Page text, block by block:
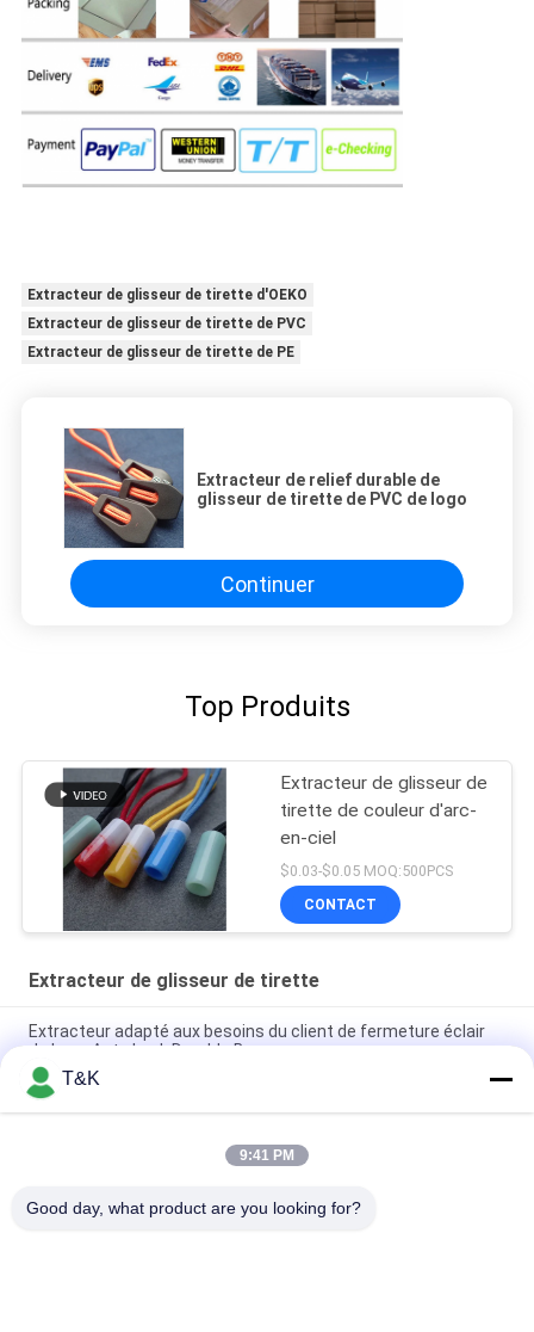
Extracteur de glisseur de tirette d'OEKO
Extracteur de glisseur de tirette de PVC
Extracteur de glisseur de tirette de PE
Extracteur de relief durable de
glisseur de tirette de PVC de logo
Continuer
Top Produits
Extracteur de glisseur de
tirette de couleur d'arc-
en-ciel
$0.03-$0.05 MOQ:500PCS
CONTACT
Extracteur de glisseur de tirette
Extracteur adapté aux besoins du client de fermeture éclair
de Logo Auto Lock Durable Bag
Extracteur de glisseur de tirette du PE ISO9001 de moulage
par injection
Extracteur en caoutchouc de tirette de l'injection colorée TPU
T&K
9:41 PM
Good day, what product are you looking for?